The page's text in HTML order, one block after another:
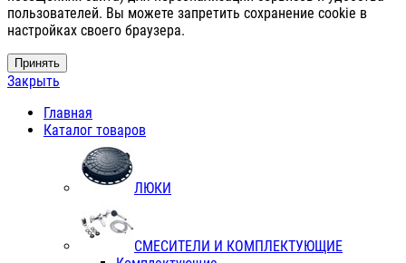
пользователей. Вы можете запретить сохранение cookie в
настройках своего браузера.
Принять
Закрыть
Главная
Каталог товаров
ЛЮКИ
СМЕСИТЕЛИ И КОМПЛЕКТУЮЩИЕ